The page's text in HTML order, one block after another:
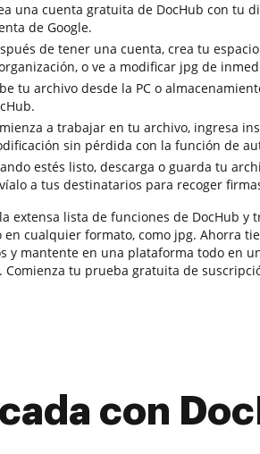
una cuenta gratuita de DocHub con tu
de Google.
de tener una cuenta, crea tu
o ve a modificar jpg de
tu archivo desde la PC o
a trabajar en tu archivo, ingresa
sin pérdida con la función de
estés listo, descarga o guarda tu
a tus destinatarios para recoger
extensa lista de funciones de DocHub
en cualquier formato, como jpg. Ahorra
y mantente en una plataforma todo en
Comienza tu prueba gratuita de
con